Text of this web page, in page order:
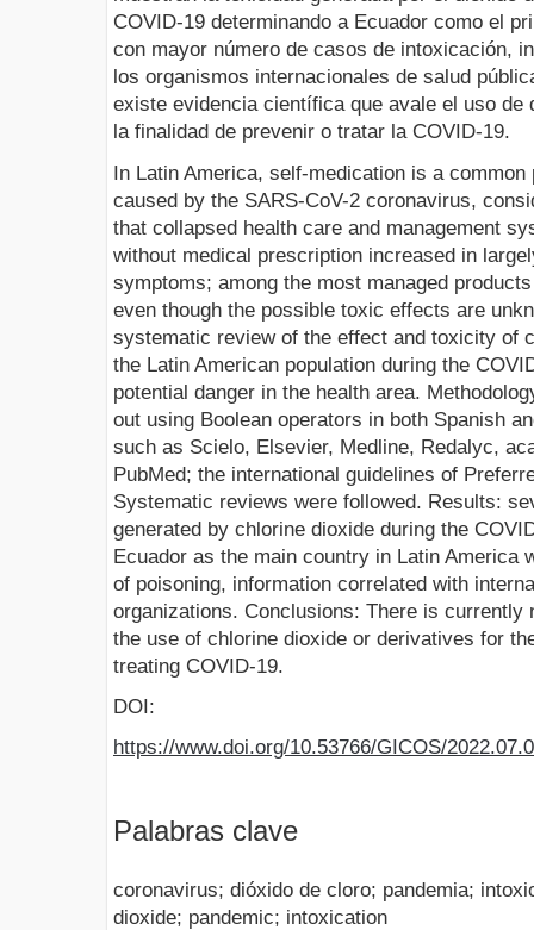
COVID-19 determinando a Ecuador como el
con mayor número de casos de intoxicación,
los organismos internacionales de salud
existe evidencia científica que avale el uso de
la finalidad de prevenir o tratar la COVID-19.
In Latin America, self-medication is a
caused by the SARS-CoV-2 coronavirus,
that collapsed health care and management
without medical prescription increased in
symptoms; among the most managed
even though the possible toxic effects are
systematic review of the effect and toxicity of
the Latin American population during the
potential danger in the health area.
out using Boolean operators in both Spanish
such as Scielo, Elsevier, Medline, Redalyc,
PubMed; the international guidelines of
Systematic reviews were followed. Results:
generated by chlorine dioxide during the
Ecuador as the main country in Latin America
of poisoning, information correlated with
organizations. Conclusions: There is
the use of chlorine dioxide or derivatives for
treating COVID-19.
DOI:
https://www.doi.org/10.53766/GICOS/
Palabras clave
coronavirus; dióxido de cloro; pandemia;
dioxide; pandemic; intoxication